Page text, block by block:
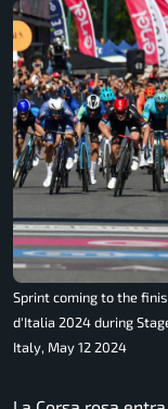
Sprint coming to the
d'Italia 2024 during
Italy, May 12 2024